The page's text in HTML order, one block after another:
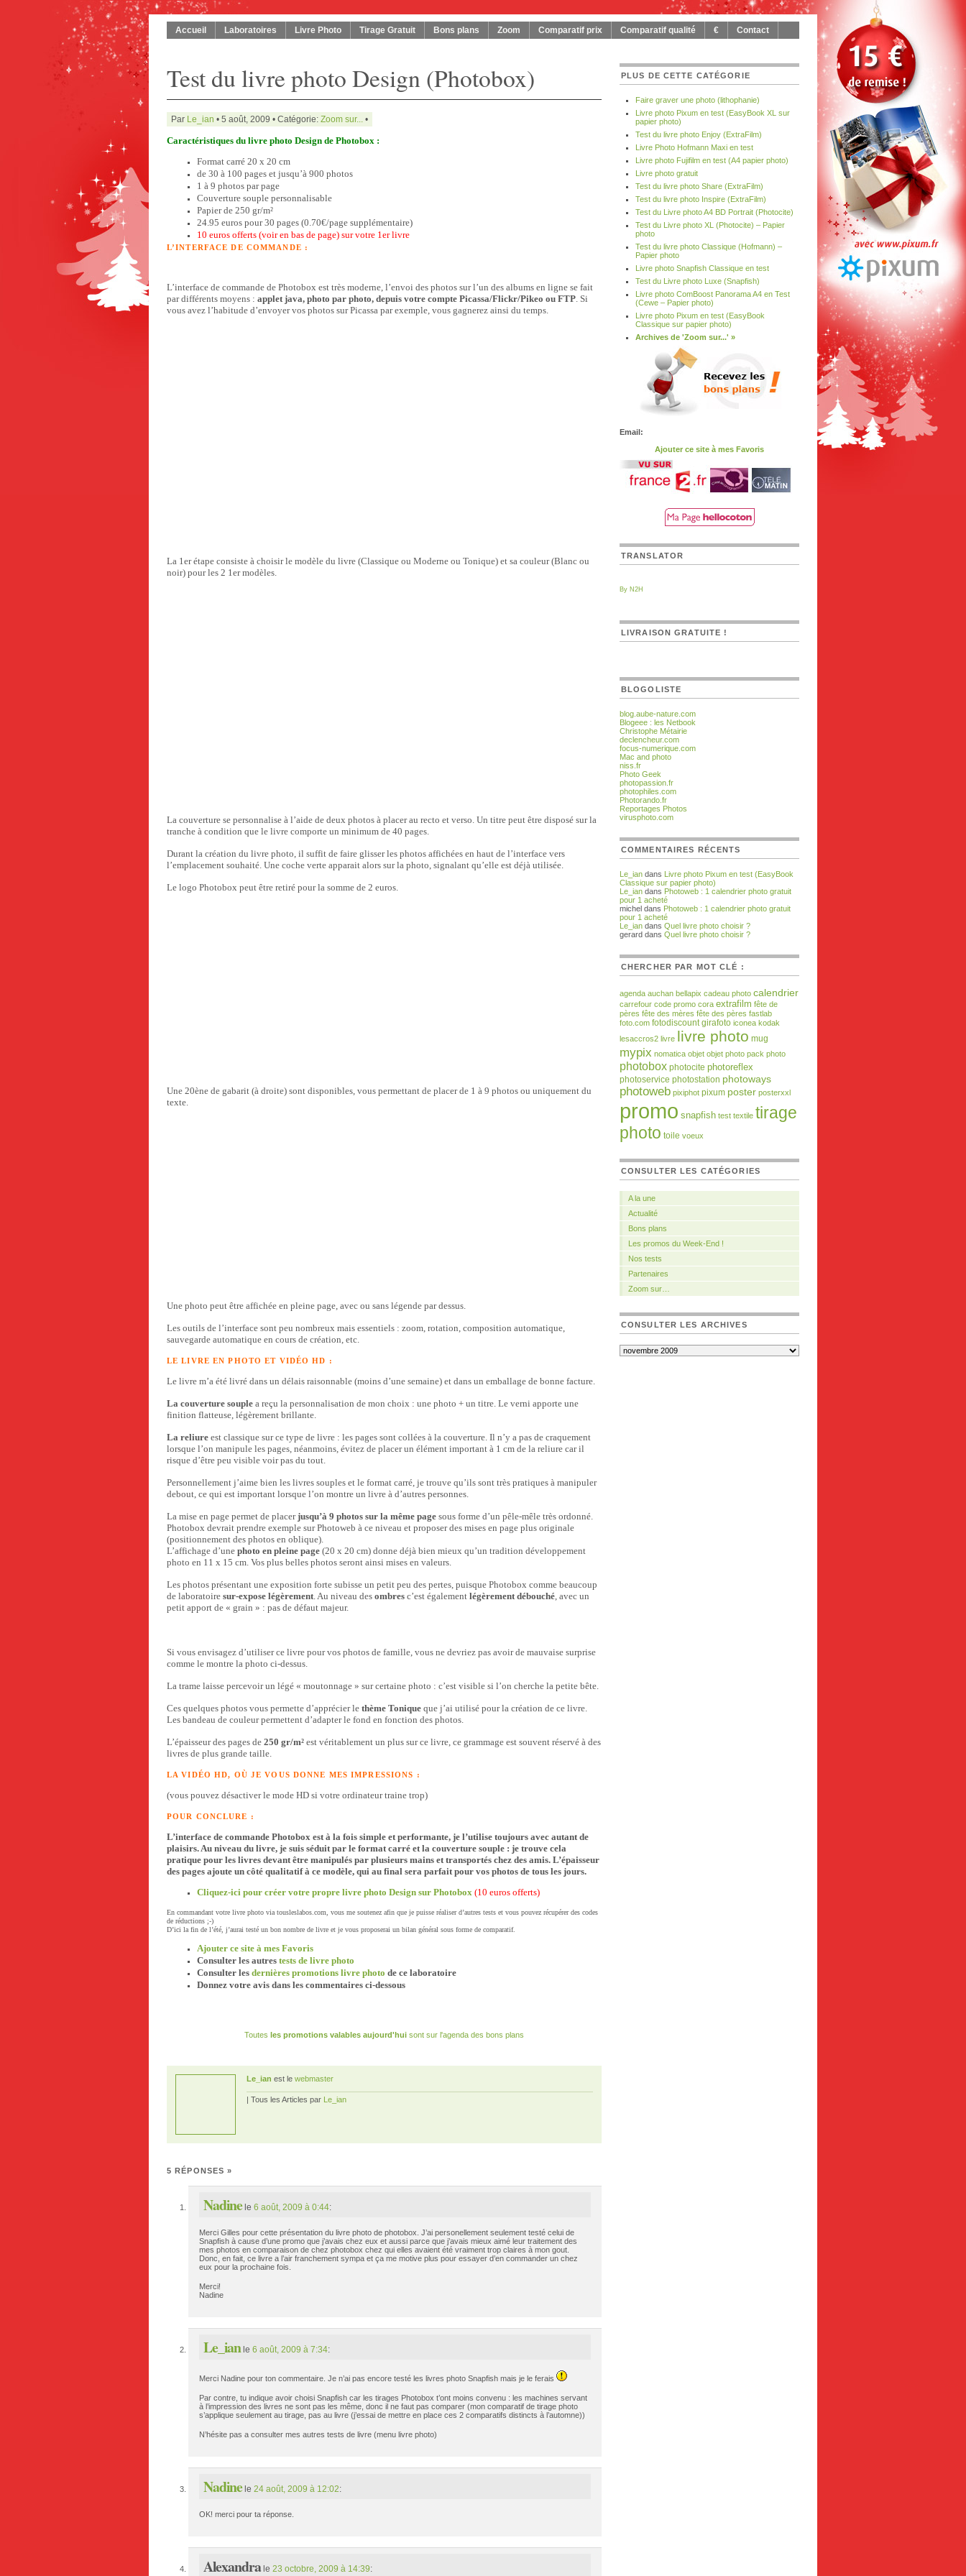
Accueil Laboratoires Livre Photo Tirage Gratuit Bons plans Zoom Comparatif prix Comparatif qualité € Contact
Test du livre photo Design (Photobox)
Par Le_ian • 5 août, 2009 • Catégorie: Zoom sur... •
Caractéristiques du livre photo Design de Photobox :
Format carré 20 x 20 cm
de 30 à 100 pages et jusqu’à 900 photos
1 à 9 photos par page
Couverture souple personnalisable
Papier de 250 gr/m²
24.95 euros pour 30 pages (0.70€/page supplémentaire)
10 euros offerts (voir en bas de page) sur votre 1er livre
L’INTERFACE DE COMMANDE :
L’interface de commande de Photobox est très moderne, l’envoi des photos sur l’un des albums en ligne se fait
par différents moyens : applet java, photo par photo, depuis votre compte Picassa/Flickr/Pikeo ou FTP. Si
vous avez l’habitude d’envoyer vos photos sur Picassa par exemple, vous gagnerez ainsi du temps.
La 1er étape consiste à choisir le modèle du livre (Classique ou Moderne ou Tonique) et sa couleur (Blanc ou
noir) pour les 2 1er modèles.
La couverture se personnalise à l’aide de deux photos à placer au recto et verso. Un titre peut être disposé sur la
tranche à condition que le livre comporte un minimum de 40 pages.
Durant la création du livre photo, il suffit de faire glisser les photos affichées en haut de l’interface vers
l’emplacement souhaité. Une coche verte apparait alors sur la photo, signalant qu’elle est déjà utilisée.
Le logo Photobox peut être retiré pour la somme de 2 euros.
Une 20ène de gabarit (à droite) sont disponibles, vous permettant de placer de 1 à 9 photos ou uniquement du
texte.
Une photo peut être affichée en pleine page, avec ou sans légende par dessus.
Les outils de l’interface sont peu nombreux mais essentiels : zoom, rotation, composition automatique,
sauvegarde automatique en cours de création, etc.
LE LIVRE EN PHOTO ET VIDÉO HD :
Le livre m’a été livré dans un délais raisonnable (moins d’une semaine) et dans un emballage de bonne facture.
La couverture souple a reçu la personnalisation de mon choix : une photo + un titre. Le verni apporte une
finition flatteuse, légèrement brillante.
La reliure est classique sur ce type de livre : les pages sont collées à la couverture. Il n’y a pas de craquement
lorsque l’on manipule les pages, néanmoins, évitez de placer un élément important à 1 cm de la reliure car il
risque d’être peu visible voir pas du tout.
Personnellement j’aime bien les livres souples et le format carré, je trouve qu’ils sont très pratiques à manipuler
debout, ce qui est important lorsque l’on montre un livre à d’autres personnes.
La mise en page permet de placerjusqu’à 9 photos sur la même page sous forme d’un pêle-mêle très ordonné.
Photobox devrait prendre exemple sur Photoweb à ce niveau et proposer des mises en page plus originale
(positionnement des photos en oblique).
L’affichage d’une photo en pleine page (20 x 20 cm) donne déjà bien mieux qu’un tradition développement
photo en 11 x 15 cm. Vos plus belles photos seront ainsi mises en valeurs.
Les photos présentant une exposition forte subisse un petit peu des pertes, puisque Photobox comme beaucoup
de laboratoire sur-expose légèrement. Au niveau des ombres c’est également légèrement débouché, avec un
petit apport de « grain » : pas de défaut majeur.
Si vous envisagez d’utiliser ce livre pour vos photos de famille, vous ne devriez pas avoir de mauvaise surprise
comme le montre la photo ci-dessus.
La trame laisse percevoir un légé « moutonnage » sur certaine photo : c’est visible si l’on cherche la petite bête.
Ces quelques photos vous permette d’apprécier le thème Tonique que j’ai utilisé pour la création de ce livre.
Les bandeau de couleur permettent d’adapter le fond en fonction des photos.
L’épaisseur des pages de 250 gr/m² est véritablement un plus sur ce livre, ce grammage est souvent réservé à des
livres de plus grande taille.
LA VIDÉO HD, OÙ JE VOUS DONNE MES IMPRESSIONS :
(vous pouvez désactiver le mode HD si votre ordinateur traine trop)
POUR CONCLURE :
L’interface de commande Photobox est à la fois simple et performante, je l’utilise toujours avec autant de
plaisirs. Au niveau du livre, je suis séduit par le format carré et la couverture souple : je trouve cela
pratique pour les livres devant être manipulés par plusieurs mains et transportés chez des amis. L’épaisseur
des pages ajoute un côté qualitatif à ce modèle, qui au final sera parfait pour vos photos de tous les jours.
Cliquez-ici pour créer votre propre livre photo Design sur Photobox (10 euros offerts)
En commandant votre livre photo via tousleslabos.com, vous me soutenez afin que je puisse réaliser d’autres tests et vous pouvez récupérer des codes
de réductions ;-)
D’ici la fin de l’été, j’aurai testé un bon nombre de livre et je vous proposerai un bilan général sous forme de comparatif.
Ajouter ce site à mes Favoris
Consulter les autres tests de livre photo
Consulter les dernières promotions livre photo de ce laboratoire
Donnez votre avis dans les commentaires ci-dessous
Toutes les promotions valables aujourd'hui sont sur l'agenda des bons plans
Le_ian est le webmaster
| Tous les Articles par Le_ian
5 RÉPONSES»
Nadinele6 août, 2009 à 0:44:
Merci Gilles pour cette présentation du livre photo de photobox. J’ai personellement seulement testé celui de
Snapfish à cause d’une promo que j’avais chez eux et aussi parce que j’avais mieux aimé leur traitement des
mes photos en comparaison de chez photobox chez qui elles avaient été vraiment trop claires à mon gout.
Donc, en fait, ce livre a l’air franchement sympa et ça me motive plus pour essayer d’en commander un chez
eux pour la prochaine fois.
Merci!
Nadine
Le_ianle6 août, 2009 à 7:34:
Merci Nadine pour ton commentaire. Je n’ai pas encore testé les livres photo Snapfish mais je le ferais
Par contre, tu indique avoir choisi Snapfish car les tirages Photobox t’ont moins convenu : les machines servant
à l’impression des livres ne sont pas les même, donc il ne faut pas comparer (mon comparatif de tirage photo
s’applique seulement au tirage, pas au livre (j’essai de mettre en place ces 2 comparatifs distincts à l’automne))
N’hésite pas a consulter mes autres tests de livre (menu livre photo)
Nadinele24 août, 2009 à 12:02:
OK! merci pour ta réponse.
Alexandrale23 octobre, 2009 à 14:39:
PLUS DE CETTE CATÉGORIE
Faire graver une photo (lithophanie)
Livre photo Pixum en test (EasyBook XL sur
papier photo)
Test du livre photo Enjoy (ExtraFilm)
Livre Photo Hofmann Maxi en test
Livre photo Fujifilm en test (A4 papier photo)
Livre photo gratuit
Test du livre photo Share (ExtraFilm)
Test du livre photo Inspire (ExtraFilm)
Test du Livre photo A4 BD Portrait (Photocite)
Test du Livre photo XL (Photocite) – Papier
photo
Test du livre photo Classique (Hofmann) –
Papier photo
Livre photo Snapfish Classique en test
Test du Livre photo Luxe (Snapfish)
Livre photo ComBoost Panorama A4 en Test
(Cewe – Papier photo)
Livre photo Pixum en test (EasyBook
Classique sur papier photo)
Archives de 'Zoom sur...' »
Email:
Ajouter ce site à mes Favoris
TRANSLATOR
By N2H
LIVRAISON GRATUITE !
BLOGOLISTE
blog.aube-nature.com
Blogeee : les Netbook
Christophe Métairie
declencheur.com
focus-numerique.com
Mac and photo
niss.fr
Photo Geek
photopassion.fr
photophiles.com
Photorando.fr
Reportages Photos
virusphoto.com
COMMENTAIRES RÉCENTS
Le_ian dans Livre photo Pixum en test (EasyBook
Classique sur papier photo)
Le_ian dans Photoweb : 1 calendrier photo gratuit
pour 1 acheté
michel dans Photoweb : 1 calendrier photo gratuit
pour 1 acheté
Le_ian dans Quel livre photo choisir ?
gerard dans Quel livre photo choisir ?
CHERCHER PAR MOT CLÉ :
agenda auchan bellapix cadeau photo calendrier
carrefour code promo cora extrafilm fête de
pères fête des mères fête des pères fastlab
foto.com fotodiscount girafoto iconea kodak
lesaccros2 livre livre photo mug
mypix nomatica objet objet photo pack photo
photobox photocite photoreflex
photoservice photostation photoways
photoweb pixiphot pixum poster posterxxl
promo snapfish test textile tirage
photo toile voeux
CONSULTER LES CATÉGORIES
A la une
Actualité
Bons plans
Les promos du Week-End !
Nos tests
Partenaires
Zoom sur…
CONSULTER LES ARCHIVES